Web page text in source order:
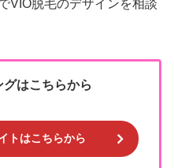
VIO脱毛のデザインを相談
はこちらから
トはこちらから